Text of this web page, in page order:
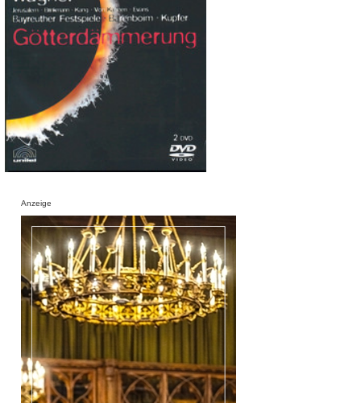
Anzeige